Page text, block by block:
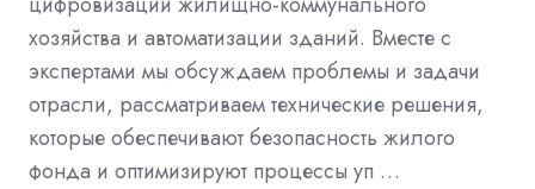
хозяйства и автоматизации зданий. Вместе с
экспертами мы обсуждаем проблемы и задачи
отрасли, рассматриваем технические решения,
которые обеспечивают безопасность жилого
фонда и оптимизируют процессы уп …